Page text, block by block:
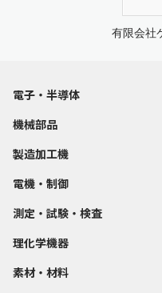
有限会社
電子・半導体
機械部品
製造加工機
電機・制御
測定・試験・検査
理化学機器
素材・材料